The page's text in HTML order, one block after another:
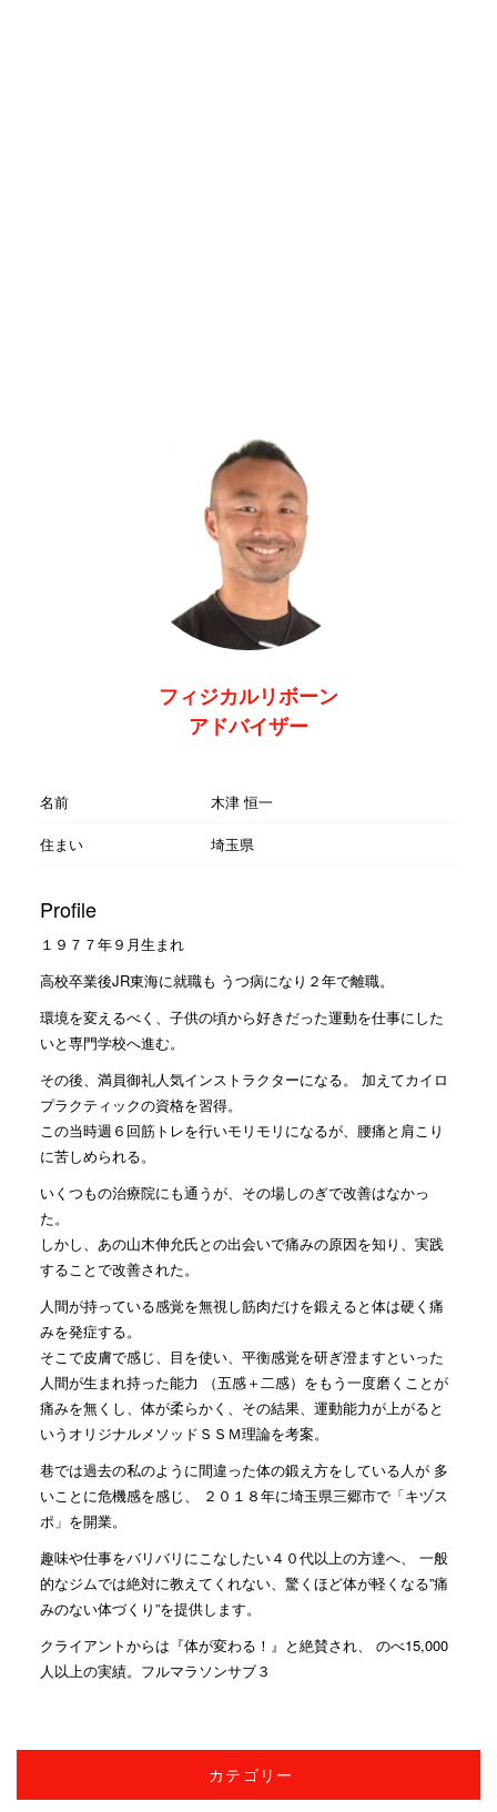
フィジカルリボーン
アドバイザー
名前
木津 恒一
住まい
埼玉県
Profile
１９７７年９月生まれ
高校卒業後JR東海に就職も うつ病になり２年で離職。
環境を変えるべく、子供の頃から好きだった運動を仕事にした
いと専門学校へ進む。
その後、満員御礼人気インストラクターになる。 加えてカイロ
プラクティックの資格を習得。
この当時週６回筋トレを行いモリモリになるが、腰痛と肩こり
に苦しめられる。
いくつもの治療院にも通うが、その場しのぎで改善はなかっ
た。
しかし、あの山木伸允氏との出会いで痛みの原因を知り、実践
することで改善された。
人間が持っている感覚を無視し筋肉だけを鍛えると体は硬く痛
みを発症する。
そこで皮膚で感じ、目を使い、平衡感覚を研ぎ澄ますといった
人間が生まれ持った能力 （五感＋二感）をもう一度磨くことが
痛みを無くし、体が柔らかく、その結果、運動能力が上がると
いうオリジナルメソッドＳＳＭ理論を考案。
巷では過去の私のように間違った体の鍛え方をしている人が 多
いことに危機感を感じ、 ２０１８年に埼玉県三郷市で「キヅス
ポ」を開業。
趣味や仕事をバリバリにこなしたい４０代以上の方達へ、 一般
的なジムでは絶対に教えてくれない、驚くほど体が軽くなる”痛
みのない体づくり”を提供します。
クライアントからは『体が変わる！』と絶賛され、 のべ15,000
人以上の実績。フルマラソンサブ３
カテゴリー